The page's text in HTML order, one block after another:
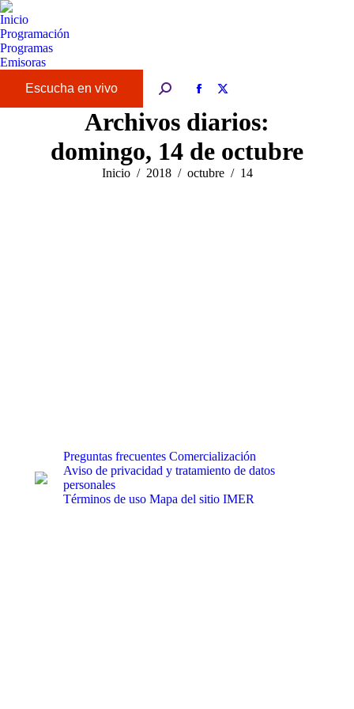
Inicio
Programación
Programas
Emisoras
Buscar:
Facebook
page
opens
in
new
X
page
opens
in
new
Archivos diarios:
domingo, 14 de octubre
Estás aquí:
Inicio 2018 octubre 14
Preguntas frecuentes Comercialización
Aviso de privacidad y tratamiento de datos
personales
Términos de uso Mapa del sitio IMER